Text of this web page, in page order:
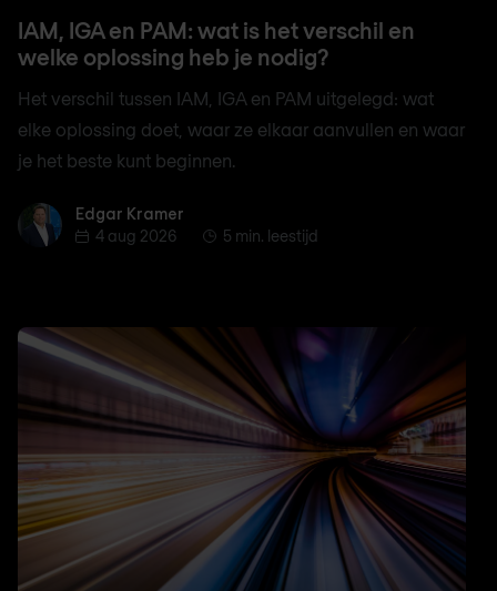
IAM, IGA en PAM: wat is het verschil en
welke oplossing heb je nodig?
Het verschil tussen IAM, IGA en PAM uitgelegd: wat
elke oplossing doet, waar ze elkaar aanvullen en waar
je het beste kunt beginnen.
Edgar KramerEdgar Kramer
4 aug 2026
5 min. leestijd